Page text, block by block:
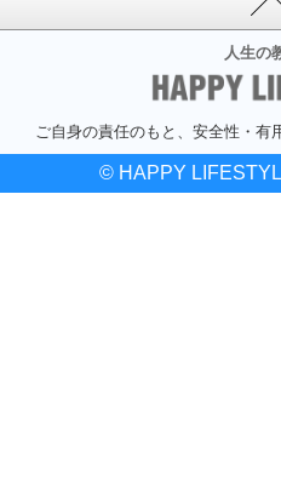
人生の
ご自身の責任のもと、安全性・有
© HAPPY